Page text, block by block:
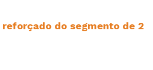
do segmento de 2